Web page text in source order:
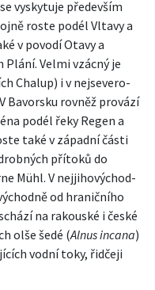
vyskytuje především
roste podél Vltavy a
v povodí Otavy a
Plání. Velmi vzácný je
Chalup) i v nejsevero­
Bavorsku rovněž provází
podél řeky Regen a
také v západní části
přítoků do
Mühl. V nejjihovýchod­
od hraničního
na rakouské i české
olše šedé (Alnus incana)
vodní toky, řidčeji